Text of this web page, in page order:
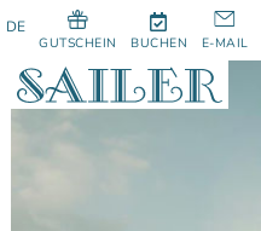
GUTSCHEIN BUCHEN E-MAIL